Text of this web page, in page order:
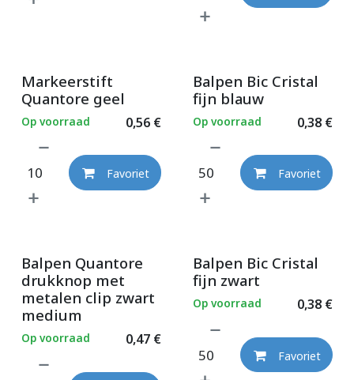
Markeerstift
Quantore geel
0,56€
Op voorraad
Favoriet
Balpen Bic Cristal
fijn blauw
0,38€
Op voorraad
Favoriet
Balpen Quantore
drukknop met
metalen clip zwart
medium
0,47€
Op voorraad
Balpen Bic Cristal
fijn zwart
0,38€
Op voorraad
Favoriet